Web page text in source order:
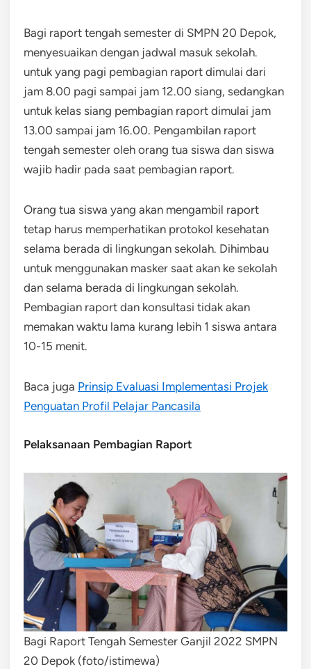
Bagi raport tengah semester di SMPN 20 Depok,
menyesuaikan dengan jadwal masuk sekolah.
untuk yang pagi pembagian raport dimulai dari
jam 8.00 pagi sampai jam 12.00 siang, sedangkan
untuk kelas siang pembagian raport dimulai jam
13.00 sampai jam 16.00. Pengambilan raport
tengah semester oleh orang tua siswa dan siswa
wajib hadir pada saat pembagian raport.
Orang tua siswa yang akan mengambil raport
tetap harus memperhatikan protokol kesehatan
selama berada di lingkungan sekolah. Dihimbau
untuk menggunakan masker saat akan ke sekolah
dan selama berada di lingkungan sekolah.
Pembagian raport dan konsultasi tidak akan
memakan waktu lama kurang lebih 1 siswa antara
10-15 menit.
Baca juga Prinsip Evaluasi Implementasi Projek
Penguatan Profil Pelajar Pancasila
Pelaksanaan Pembagian Raport
Bagi Raport Tengah Semester Ganjil 2022 SMPN
20 Depok (foto/istimewa)